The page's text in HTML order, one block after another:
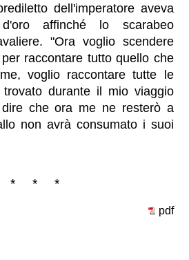
dell'imperatore aveva
affinché lo scarabeo
"Ora voglio scendere
raccontare tutto quello che
voglio raccontare tutte le
durante il mio viaggio
che ora me ne resterò a
non avrà consumato i suoi
* * *
pdf